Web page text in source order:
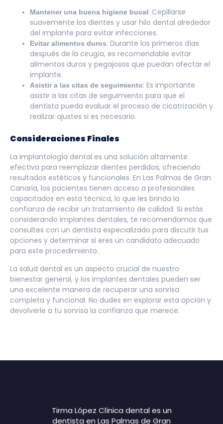
Mantener una buena higiene bucal: Cepillarse
suavemente los dientes y usar hilo dental alrededor
del implante para evitar infecciones.
Evitar alimentos duros: Durante los primeros días
después de la cirugía, es recomendable evitar
alimentos duros y pegajosos que puedan afectar el
implante.
Asistir a las citas de seguimiento: Es importante
asistir a las citas de seguimiento para que el
dentista pueda evaluar el proceso de cicatrización y
realizar ajustes si es necesario.
Consideraciones Finales
La implantología dental es una solución altamente
efectiva para reemplazar dientes perdidos, ofreciendo
resultados estéticos y funcionales. En Las Palmas de Gran
Canaria, los pacientes tienen acceso a profesionales
capacitados en esta técnica, lo que les brinda la
confianza de recibir un tratamiento de calidad. Si estás
considerando implantes dentales, te recomendamos que
consultes con un dentista especializado para discutir tus
opciones y determinar si eres un candidato adecuado
para este procedimiento.
La salud dental es un aspecto crucial de nuestro
bienestar general, y los implantes dentales pueden ser
una excelente manera de recuperar una sonrisa
completa y funcional. No dudes en explorar esta opción y
devolverle a tu sonrisa la confianza que merece.
Tirma López Clínica dental es un
dentista en Las Palmas de Gran